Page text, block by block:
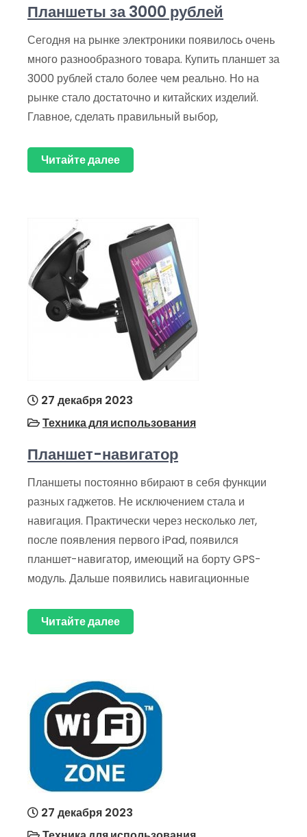
Планшеты за 3000 рублей
Сегодня на рынке электроники появилось очень
много разнообразного товара. Купить планшет за
3000 рублей стало более чем реально. Но на
рынке стало достаточно и китайских изделий.
Главное, сделать правильный выбор,
Читайте далее
27 декабря 2023
Техника для использования
Планшет-навигатор
Планшеты постоянно вбирают в себя функции
разных гаджетов. Не исключением стала и
навигация. Практически через несколько лет,
после появления первого iPad, появился
планшет-навигатор, имеющий на борту GPS-
модуль. Дальше появились навигационные
Читайте далее
27 декабря 2023